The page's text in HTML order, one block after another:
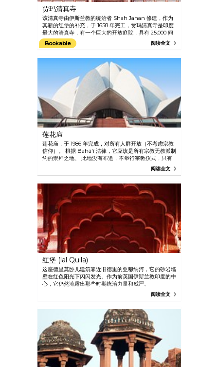
贾玛清真寺
该清真寺由伊斯兰教的统治者 Shah Jahan 修建，作为
其新的红堡的补充，于 1658 年完工，贾玛清真寺是印度
最大的清真寺，有一个巨大的开放庭院，具有 25,000 间
房，以及一个浩大的圆顶和两座尖塔。
Bookable 阅读全文
莲花庙
莲花庙，于 1986 年完成，对所有人群开放（不考虑宗教
信仰）。 根据 Bahá'í 法律，它应该是所有宗教无教派制
约的崇拜之地。 此地没有布道，不举行宗教仪式，只有
安静的祷告者以任何形式或语言进行祈祷。 它是凝思和
平和之地，您可在遮荫庭院里漫步，欣赏优美建筑。
阅读全文
红堡 (lal Quila)
这座德里莫卧儿建筑靠近旧德里的亚穆纳河，它的砂岩墙
壁在红色阳光下闪闪发光。作为前英国伊斯兰教印度的中
心，它仍然流露出那些时期统治力量和威严。
阅读全文